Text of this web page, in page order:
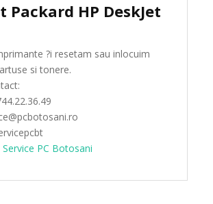
Packard HP DeskJet
?i resetam sau inlocuim
si tonere.
Service PC Botosani